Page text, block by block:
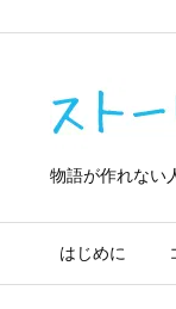
物語が作れない
はじめに